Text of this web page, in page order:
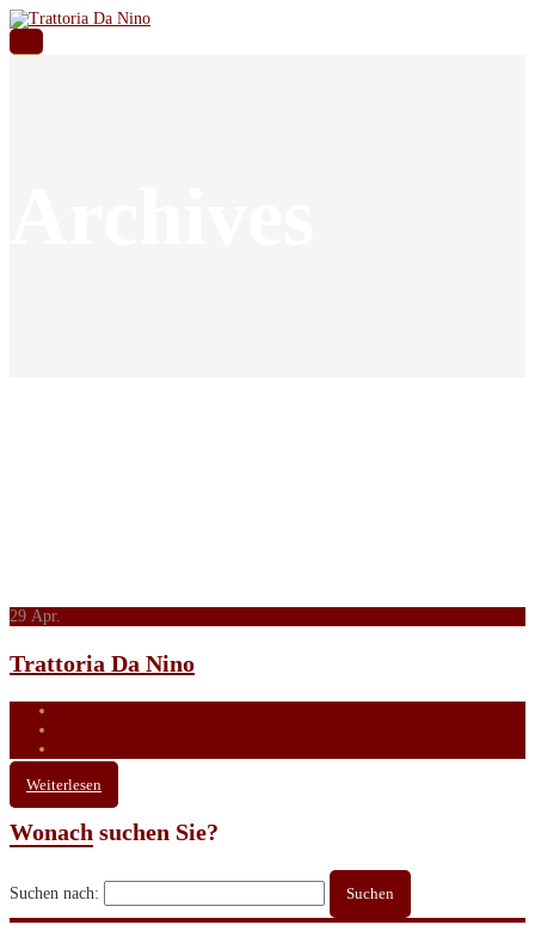
29 Apr.
Trattoria Da Nino
Weiterlesen
Wonach suchen Sie?
Suchen nach: